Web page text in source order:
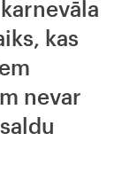
kas
nevar